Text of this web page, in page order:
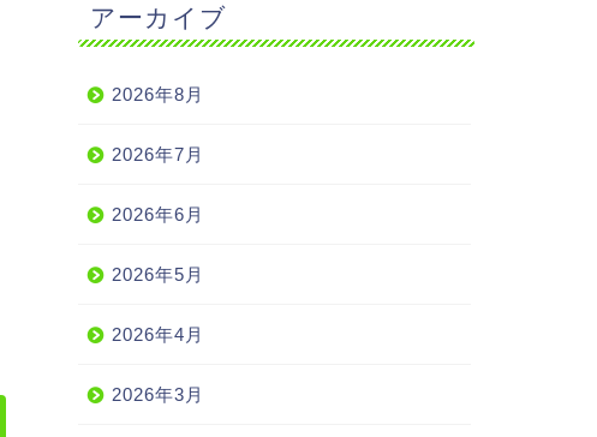
アーカイブ
2026年8月
2026年7月
2026年6月
2026年5月
2026年4月
2026年3月